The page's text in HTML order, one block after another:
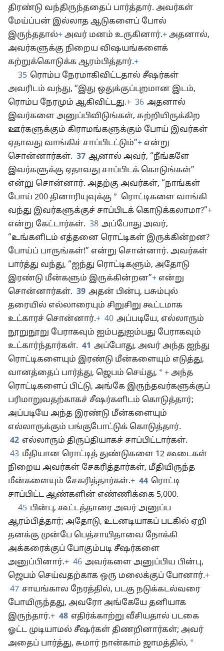
திரண்டு வந்திருந்ததைப் பார்த்தார். அவர்கள்
மேய்ப்பன் இல்லாத ஆடுகளைப் போல்
இருந்ததால்+ அவர் மனம் உருகினார்.+ அதனால்,
அவர்களுக்கு நிறைய விஷயங்களைக்
கற்றுக்கொடுக்க ஆரம்பித்தார்.+
35 ரொம்ப நேரமாகிவிட்டதால் சீஷர்கள்
அவரிடம் வந்து, “இது ஒதுக்குப்புறமான இடம்,
ரொம்ப நேரமும் ஆகிவிட்டது.+ 36 அதனால்
இவர்களை அனுப்பிவிடுங்கள், சுற்றியிருக்கிற
ஊர்களுக்கும் கிராமங்களுக்கும் போய் இவர்கள்
ஏதாவது வாங்கிச் சாப்பிடட்டும்”+ என்று
சொன்னார்கள். 37 ஆனால் அவர், “நீங்களே
இவர்களுக்கு ஏதாவது சாப்பிடக் கொடுங்கள்”
என்று சொன்னார். அதற்கு அவர்கள், “நாங்கள்
போய் 200 தினாரியுவுக்கு * ரொட்டிகளை வாங்கி
வந்து இவர்களுக்குச் சாப்பிடக் கொடுக்கலாமா?”+
என்று கேட்டார்கள். 38 அப்போது அவர்,
“உங்களிடம் எத்தனை ரொட்டிகள் இருக்கின்றன?
போய்ப் பாருங்கள்!” என்று சொன்னார். அவர்கள்
பார்த்து வந்து, “ஐந்து ரொட்டிகளும், அதோடு
இரண்டு மீன்களும் இருக்கின்றன”+ என்று
சொன்னார்கள். 39 அதன் பின்பு, பசும்புல்
தரையில் எல்லாரையும் சிறுசிறு கூட்டமாக
உட்காரச் சொன்னார்.+ 40 அப்படியே, எல்லாரும்
நூறுநூறு பேராகவும் ஐம்பதுஐம்பது பேராகவும்
உட்கார்ந்தார்கள். 41 அப்போது, அவர் அந்த ஐந்து
ரொட்டிகளையும் இரண்டு மீன்களையும் எடுத்து,
வானத்தைப் பார்த்து, ஜெபம் செய்து, * + அந்த
ரொட்டிகளைப் பிட்டு, அங்கே இருந்தவர்களுக்குப்
பரிமாறுவதற்காகச் சீஷர்களிடம் கொடுத்தார்;
அப்படியே அந்த இரண்டு மீன்களையும்
எல்லாருக்கும் பங்குபோட்டுக் கொடுத்தார்.
42 எல்லாரும் திருப்தியாகச் சாப்பிட்டார்கள்.
43 மீதியான ரொட்டித் துண்டுகளை 12 கூடைகள்
நிறைய அவர்கள் சேகரித்தார்கள், மீதியிருந்த
மீன்களையும் சேகரித்தார்கள்.+ 44 ரொட்டி
சாப்பிட்ட ஆண்களின் எண்ணிக்கை 5,000.
45 பின்பு, கூட்டத்தாரை அவர் அனுப்ப
ஆரம்பித்தார்; அதோடு, உடனடியாகப் படகில் ஏறி
தனக்கு முன்பே பெத்சாயிதாவை நோக்கி
அக்கரைக்குப் போகும்படி சீஷர்களை
அனுப்பினார்.+ 46 அவர்களை அனுப்பிய பின்பு,
ஜெபம் செய்வதற்காக ஒரு மலைக்குப் போனார்.+
47 சாயங்கால நேரத்தில், படகு நடுக்கடல்வரை
போயிருந்தது, அவரோ அங்கேயே தனியாக
இருந்தார்.+ 48 எதிர்க்காற்று வீசியதால் படகை
ஓட்ட முடியாமல் சீஷர்கள் திணறினார்கள்; அவர்
அதைப் பார்த்து, சுமார் நான்காம் ஜாமத்தில், *